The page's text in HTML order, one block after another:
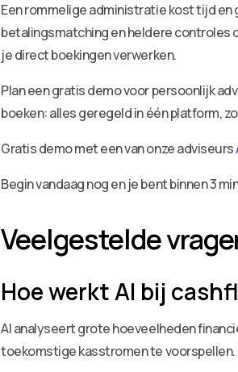
Een rommelige administratie kost tijd
betalingsmatching en heldere controles
je direct boekingen verwerken.
Plan een gratis demo voor persoonlijk
boeken: alles geregeld in één platform,
Gratis demo met een van onze adviseurs
Begin vandaag nog en je bent binnen 3
Veelgestelde
Hoe werkt AI bij
AI analyseert grote hoeveelheden
toekomstige kasstromen te